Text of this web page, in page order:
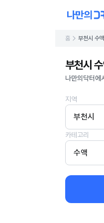
홈 부천시 수
부천시
나만의닥터에
지역
부천시
카테고리
수액